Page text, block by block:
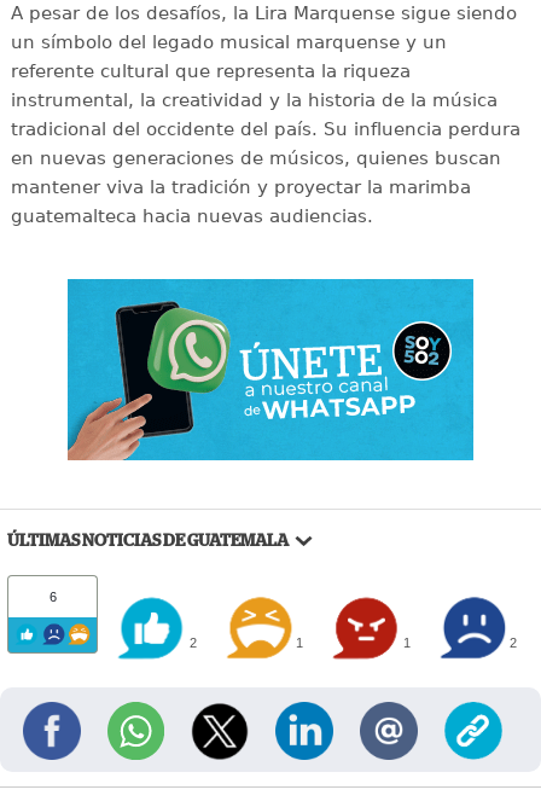
A pesar de los desafíos, la Lira Marquense sigue siendo
un símbolo del legado musical marquense y un
referente cultural que representa la riqueza
instrumental, la creatividad y la historia de la música
tradicional del occidente del país. Su influencia perdura
en nuevas generaciones de músicos, quienes buscan
mantener viva la tradición y proyectar la marimba
guatemalteca hacia nuevas audiencias.
ÚLTIMAS NOTICIAS DE GUATEMALA
6
2 1 1 2